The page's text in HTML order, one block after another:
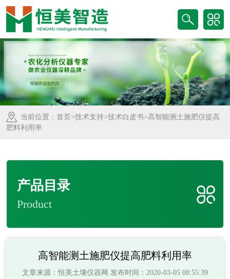
当前位置： 首页 >技术支持>技术白皮书>高智能测土施肥仪提高
肥料利用率
产品目录
Product
高智能测土施肥仪提高肥料利用率
文章来源：恒美土壤仪器网 发布时间：2020-03-05 08:55:39